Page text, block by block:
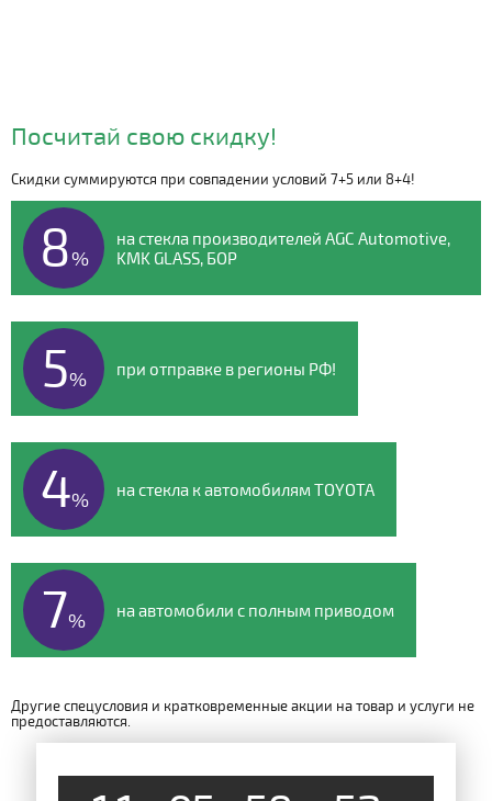
Видео о компании
Посчитай свою скидку!
Скидки суммируются при совпадении условий 7+5 или 8+4!
8%
на стекла производителей AGC Automotive,
KMK GLASS, БОР
5% при отправке в регионы РФ!
4% на стекла к автомобилям TOYOTA
7% на автомобили с полным приводом
Другие спецусловия и кратковременные акции на товар и услуги не
предоставляются.
1